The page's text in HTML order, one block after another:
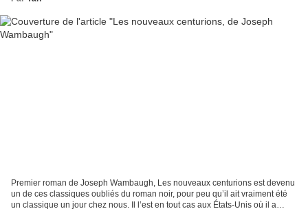
Premier roman de Joseph Wambaugh, Les nouveaux centurions est devenu
un de ces classiques oubliés du roman noir, pour peu qu’il ait vraiment été
un classique un jour chez nous. Il l’est en tout cas aux États-Unis où il a